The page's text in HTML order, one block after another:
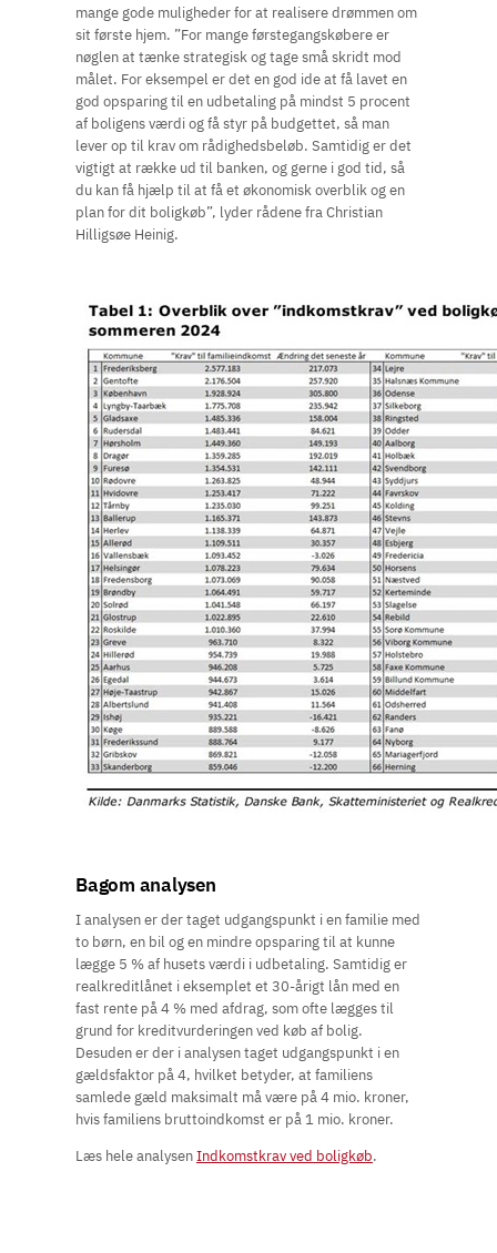
mange gode muligheder for at realisere drømmen om
sit første hjem. ”For mange førstegangskøbere er
nøglen at tænke strategisk og tage små skridt mod
målet. For eksempel er det en god ide at få lavet en
god opsparing til en udbetaling på mindst 5 procent
af boligens værdi og få styr på budgettet, så man
lever op til krav om rådighedsbeløb. Samtidig er det
vigtigt at række ud til banken, og gerne i god tid, så
du kan få hjælp til at få et økonomisk overblik og en
plan for dit boligkøb”, lyder rådene fra Christian
Hilligsøe Heinig.
Bagom analysen
I analysen er der taget udgangspunkt i en familie med
to børn, en bil og en mindre opsparing til at kunne
lægge 5 % af husets værdi i udbetaling. Samtidig er
realkreditlånet i eksemplet et 30-årigt lån med en
fast rente på 4 % med afdrag, som ofte lægges til
grund for kreditvurderingen ved køb af bolig.
Desuden er der i analysen taget udgangspunkt i en
gældsfaktor på 4, hvilket betyder, at familiens
samlede gæld maksimalt må være på 4 mio. kroner,
hvis familiens bruttoindkomst er på 1 mio. kroner.
Læs hele analysenIndkomstkrav ved boligkøb.